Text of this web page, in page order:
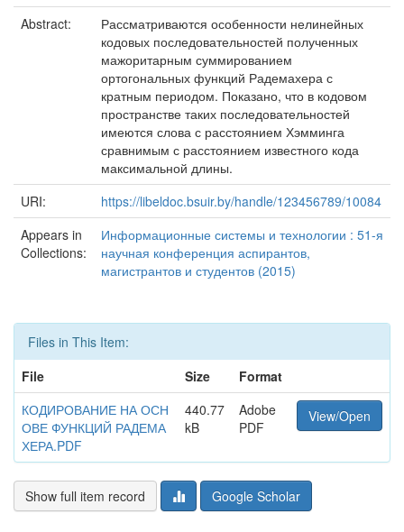
Abstract:
Рассматриваются особенности нелинейных
кодовых последовательностей полученных
мажоритарным суммированием
ортогональных функций Радемахера с
кратным периодом. Показано, что в кодовом
пространстве таких последовательностей
имеются слова с расстоянием Хэмминга
сравнимым с расстоянием известного кода
максимальной длины.
URI:
https://libeldoc.bsuir.by/handle/123456789/10084
Appears in
Collections:
Информационные системы и технологии : 51-я
научная конференция аспирантов,
магистрантов и студентов (2015)
Files in This Item:
File
Size
Format
КОДИРОВАНИЕ НА ОСН
ОВЕ ФУНКЦИЙ РАДЕМА
ХЕРА.PDF
440.77
kB
Adobe
PDF
View/Open
Show full item record Google Scholar